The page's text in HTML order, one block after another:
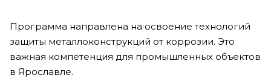
Программа направлена на освоение технологий
защиты металлоконструкций от коррозии. Это
важная компетенция для промышленных объектов
в Ярославле.